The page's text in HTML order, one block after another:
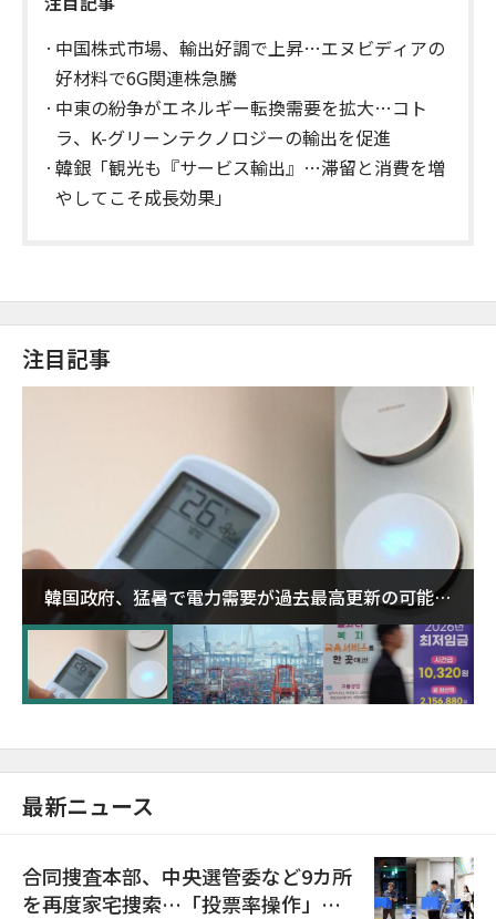
中国株式市場、輸出好調で上昇…エヌビディアの
好材料で6G関連株急騰
中東の紛争がエネルギー転換需要を拡大…コト
ラ、K-グリーンテクノロジーの輸出を促進
韓銀「観光も『サービス輸出』…滞留と消費を増
やしてこそ成長効果」
注目記事
韓国政府、猛暑で電力需要が過去最高更新の可能性
に需給対応体制を点検
最新ニュース
合同捜査本部、中央選管委など9カ所
を再度家宅捜索…「投票率操作」の